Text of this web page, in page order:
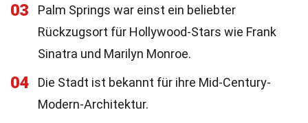
03
Palm Springs war einst ein beliebter
Rückzugsort für Hollywood-Stars wie Frank
Sinatra und Marilyn Monroe.
04
Die Stadt ist bekannt für ihre Mid-Century-
Modern-Architektur.